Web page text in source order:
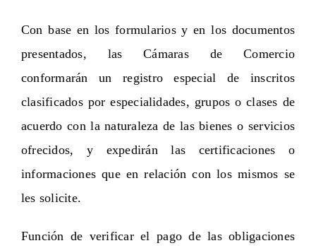
Con base en los formularios y en los documentos
presentados, las Cámaras de Comercio
conformarán un registro especial de inscritos
clasificados por especialidades, grupos o clases de
acuerdo con la naturaleza de las bienes o servicios
ofrecidos, y expedirán las certificaciones o
informaciones que en relación con los mismos se
les solicite.
Función de verificar el pago de las obligaciones